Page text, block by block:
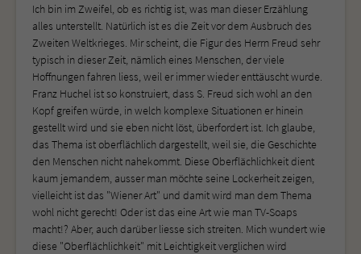
Ich bin im Zweifel, ob es richtig ist, was man dieser Erzählung
alles unterstellt. Natürlich ist es die Zeit vor dem Ausbruch des
Zweiten Weltkrieges. Mir scheint, die Figur des Herrn Freud sehr
typisch in dieser Zeit, nämlich eines Menschen, der viele
Hoffnungen fahren liess, weil er immer wieder enttäuscht wurde.
Franz Huchel ist so konstruiert, dass S. Freud sich wohl an den
Kopf greifen würde, in welch komplexe Situationen er hinein
gestellt wird und sie eben nicht löst, überfordert ist. Ich glaube,
das Thema ist oberflächlich dargestellt, weil sie, die Geschichte
den Menschen nicht nahekommt. Diese Oberflächlichkeit dient
kaum jemandem, ausser man möchte seine Lockerheit zeigen,
vielleicht ist das "Wiener Art" und damit wird man dem Thema
wohl nicht gerecht! Oder ist das eine Art wie man TV-Soaps
macht!? Aber, auch darüber liesse sich streiten. Mich wundert wie
diese "Oberflächlichkeit" mit Leichtigkeit verglichen wird